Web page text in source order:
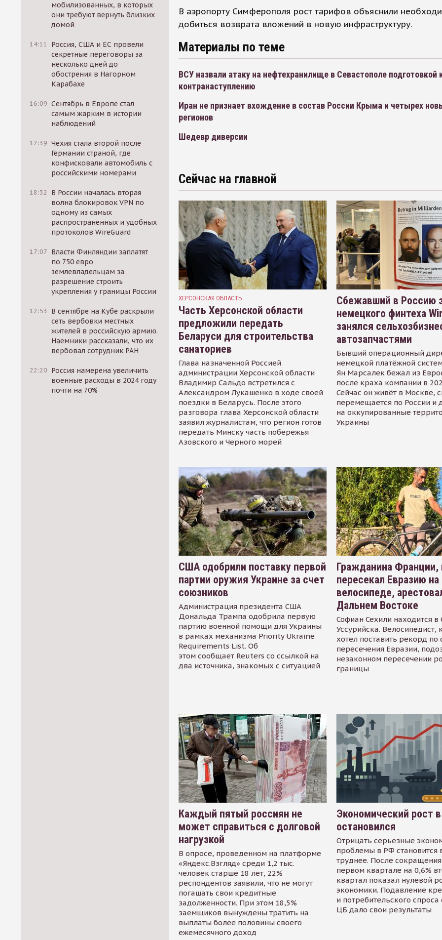
мобилизованных, в которых
они требуют вернуть близких
домой
14:11
Россия, США и ЕС провели
секретные переговоры за
несколько дней до
обострения в Нагорном
Карабахе
16:09 Сентябрь в Европе стал
самым жарким в истории
наблюдений
12:39 Чехия стала второй после
Германии страной, где
конфисковали автомобиль с
российскими номерами
18:32
В России началась вторая
волна блокировок VPN по
одному из самых
распространенных и удобных
протоколов WireGuard
17:07 Власти Финляндии заплатят
по 750 евро
землевладельцам за
разрешение строить
укрепления у границы России
12:53
В сентябре на Кубе раскрыли
сеть вербовки местных
жителей в российскую армию.
Наемники рассказали, что их
вербовал сотрудник РАН
22:20 Россия намерена увеличить
военные расходы в 2024 году
почти на 70%
В аэропорту Симферополя рост тарифов объяснили
добиться возврата вложений в новую инфраструктуру.
Материалы по теме
ВСУ назвали атаку на нефтехранилище в Севастополе подготовкой
контранаступлению
Иран не признает вхождение в состав России Крыма и четырех
регионов
Шедевр диверсии
Сейчас на главной
ХЕРСОНСКАЯ ОБЛАСТЬ
Часть Херсонской области
предложили передать
Беларуси для строительства
санаториев
Глава назначенной Россией
администрации Херсонской области
Владимир Сальдо встретился с
Александром Лукашенко в ходе своей
поездки в Беларусь. После этого
разговора глава Херсонской области
заявил журналистам, что регион готов
передать Минску часть побережья
Азовского и Черного морей
Сбежавший в Россию
немецкого финтеха
занялся
автозапчастями
Бывший операционный
немецкой платёжной
Ян Марсалек бежал из
после краха компании в
Сейчас он живёт в Москве,
перемещается по России и
на оккупированные
Украины
США одобрили поставку первой
партии оружия Украине за счет
союзников
Администрация президента США
Дональда Трампа одобрила первую
партию военной помощи для Украины
в рамках механизма Priority Ukraine
Requirements List. Об
этом сообщает Reuters со ссылкой на
два источника, знакомых с ситуацией
Гражданина Франции,
пересекал Евразию на
велосипеде,
Дальнем Востоке
Софиан Сехили находится
Уссурийска. Велосипедист,
хотел поставить рекорд по
пересечения Евразии,
незаконном пересечении
границы
Каждый пятый россиян не
может справиться с долговой
нагрузкой
В опросе, проведенном на платформе
«Яндекс.Взгляд» среди 1,2 тыс.
человек старше 18 лет, 22%
респондентов заявили, что не могут
погашать свои кредитные
задолженности. При этом 18,5%
заемщиков вынуждены тратить на
выплаты более половины своего
ежемесячного доход
Экономический рост
остановился
Отрицать серьезные
проблемы в РФ становится
труднее. После
первом квартале на 0,6%
квартал показал нулевой
экономики. Подавление
и потребительского
ЦБ дало свои результаты